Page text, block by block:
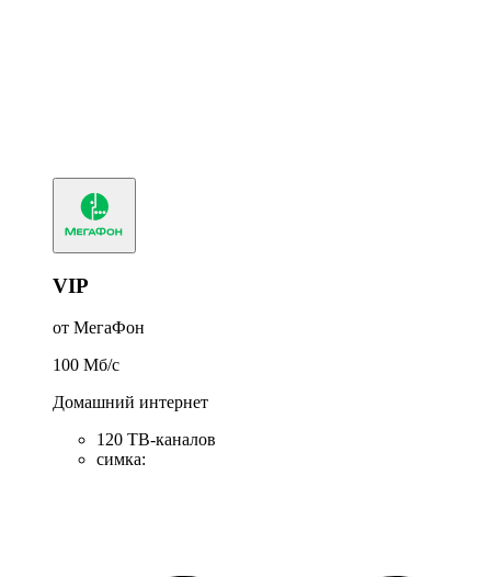
VIP
от МегаФон
100 Мб/c
Домашний интернет
120 ТВ-каналов
симка: